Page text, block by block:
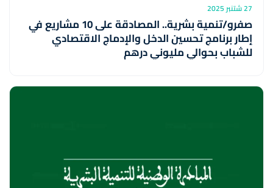
27 شتنبر 2025
صفرو/تنمية بشرية.. المصادقة على 10 مشاريع في
إطار برنامج تحسين الدخل والإدماج الاقتصادي
للشباب بحوالي مليوني درهم